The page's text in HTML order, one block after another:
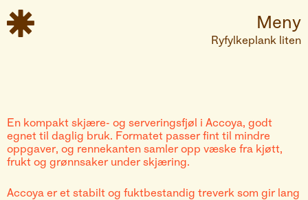
Meny
Ryfylkeplank liten

En kompakt skjære- og serveringsfjøl i Accoya, godt
egnet til daglig bruk. Formatet passer fint til mindre
oppgaver, og rennekanten samler opp væske fra kjøtt,
frukt og grønnsaker under skjæring.
Accoya er et stabilt og fuktbestandig treverk som gir lang